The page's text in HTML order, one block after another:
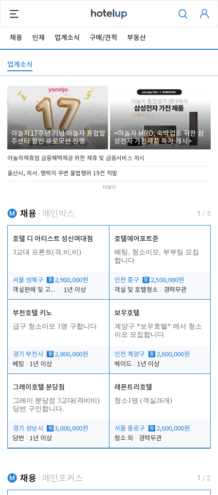
채용 인재 업계소식 구매/견적 부동산
업계소식
야놀자17주년 기념 야놀자 통합발
주센터 할인 프로모션 진행
<야놀자 MRO, 숙박업소 위한 삼
성전자 가전제품 특가 개시>
야놀자제휴점 금융혜택제공 위한 제휴 및 금융서비스 게시
울산시, 피서․행락지 주변 불법행위 19건 적발
더보기
채용 메인박스 1 / 3
호텔 디 아티스트 성신여대점
3교대 프론트(격,비,비)
서울 성북구 월 2,900,000원
객실판매 및 고객응대
1년 이상
호텔에어포트준
베팅, 청소이모, 부부팀 모집
합니다.
인천 중구 월 2,500,000원
객실 및 호텔청소
경력무관
부천호텔 키노
급구 청소이모 1명 구합니다.
경기 부천시 월 2,800,000원
베팅
1년 이상
보우호텔
계양구 *보우호텔* 에서 청소
이모 모집합니다.
인천 계양구 월 2,600,000원
메이드
1년 이상
그레이호텔 분당점
그레이 분당점 3교대(격비비)
당번 구인합니다.
경기 성남시 월 3,000,000원
당번
1년 이상
레몬트리호텔
청소1명 (객실26개)
서울 종로구 월 2,600,000원
청소 외
경력무관
채용 메인포커스 1 / 2